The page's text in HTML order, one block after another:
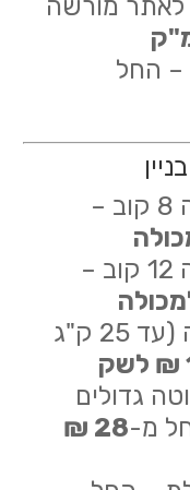
לאתר מורשה
– החל
פינוי פסולת במכולה 8 קוב –
פינוי פסולת במכולה 12 קוב –
פינוי ידני בשקי יוטה (עד 25 ק"ג
גדולים
28 ₪